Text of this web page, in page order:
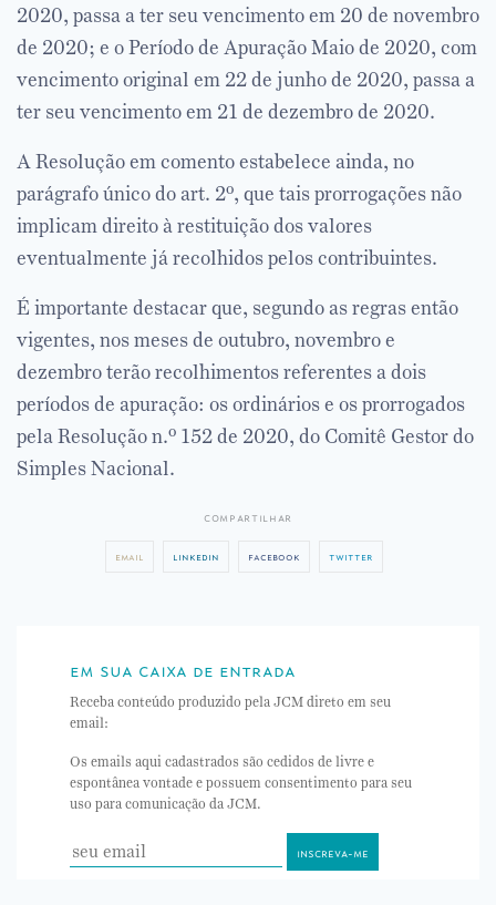
2020, passa a ter seu vencimento em 20 de novembro
de 2020; e o Período de Apuração Maio de 2020, com
vencimento original em 22 de junho de 2020, passa a
ter seu vencimento em 21 de dezembro de 2020.⠀
A Resolução em comento estabelece ainda, no
parágrafo único do art. 2º, que tais prorrogações não
implicam direito à restituição dos valores
eventualmente já recolhidos pelos contribuintes.⠀
É importante destacar que, segundo as regras então
vigentes, nos meses de outubro, novembro e
dezembro terão recolhimentos referentes a dois
períodos de apuração: os ordinários e os prorrogados
pela Resolução n.º 152 de 2020, do Comitê Gestor do
Simples Nacional.
compartilhar
email linkedin facebook twitter
em sua caixa de entrada
Receba conteúdo produzido pela JCM direto em seu
email:
Os emails aqui cadastrados são cedidos de livre e
espontânea vontade e possuem consentimento para seu
uso para comunicação da JCM.